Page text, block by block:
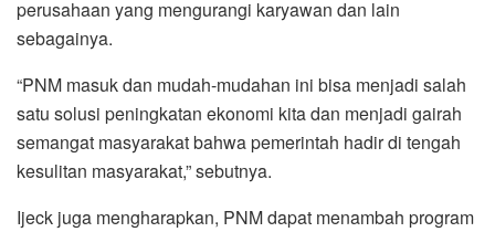
perusahaan yang mengurangi karyawan dan lain
sebagainya.
“PNM masuk dan mudah-mudahan ini bisa menjadi salah
satu solusi peningkatan ekonomi kita dan menjadi gairah
semangat masyarakat bahwa pemerintah hadir di tengah
kesulitan masyarakat,” sebutnya.
Ijeck juga mengharapkan, PNM dapat menambah program